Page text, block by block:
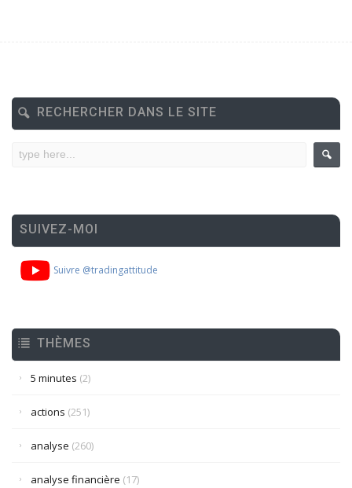
RECHERCHER DANS LE SITE
SUIVEZ-MOI
Suivre @tradingattitude
THÈMES
5 minutes (2)
actions (251)
analyse (260)
analyse financière (17)